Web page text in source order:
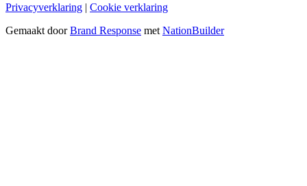
Privacyverklaring | Cookie verklaring
Gemaakt doorBrand Response met NationBuilder